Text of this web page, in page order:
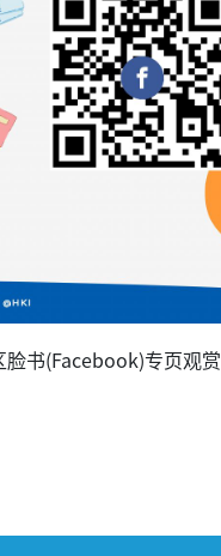
书(Facebook)专页观赏